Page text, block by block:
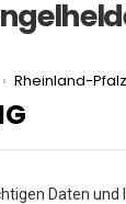
Rheinland-Pfalz
Daten und